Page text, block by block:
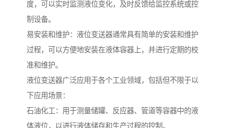
度，可以实时监测液位变化，及时反馈给监控系统或控
制设备。
易安装和维护：液位变送器通常具有简单的安装和维护
过程，可以方便地安装在液体容器上，并进行定期的校
准和维护。
液位变送器广泛应用于各个工业领域，包括但不限于以
下应用场景：
石油化工：用于测量储罐、反应器、管道等容器中的液
体液位，以进行液体储存和生产过程的控制。